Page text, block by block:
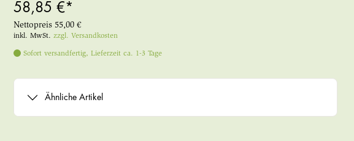
58,85 €*
Nettopreis 55,00 €
inkl. MwSt. zzgl. Versandkosten
Sofort versandfertig, Lieferzeit ca. 1-3 Tage
Ähnliche Artikel